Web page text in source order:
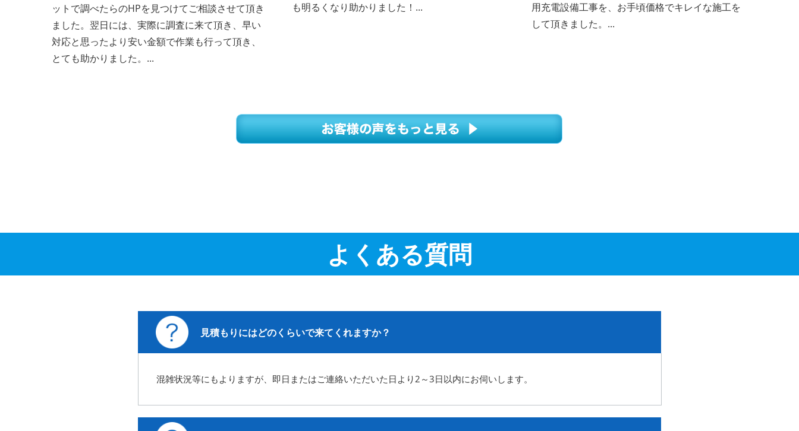
ットで調べたらのHPを見つけてご相談させて頂き
ました。翌日には、実際に調査に来て頂き、早い
対応と思ったより安い金額で作業も行って頂き、
とても助かりました。...
も明るくなり助かりました！...
用充電設備工事を、お手頃価格でキレイな施工を
して頂きました。...
よくある質問
見積もりにはどのくらいで来てくれますか？
混雑状況等にもよりますが、即日またはご連絡いただいた日より2～3日以内にお伺いします。